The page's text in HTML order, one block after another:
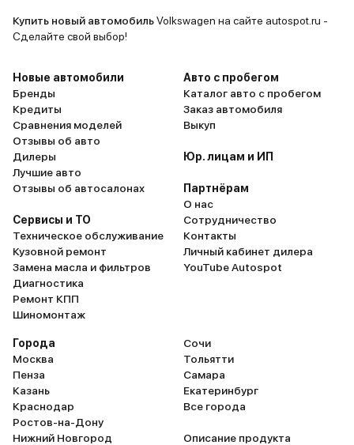
неповоротливые, используются
только в одном положении, на
жалуется ( по сравнению с
предыдущими авто (МАЗДА
БОНГО ФРЕНДИ, ХОНДА
СТЕПВАГОН, ТОЙОТА АЛЬФАРД,
МЕРСЕДЕС МЛ)) сравнивая
комфорт размещения на
сиденьях с поездкой в
Управляемость авто в зимнее
время просто ужас! Даже на
шипованных колесах авто не
управляемое, легко уходит в
занос (может быть из-за длинны
базы), из небольших сугробов
выезжает с большим трудом, на
обгон ооооочень опасно
выходить, так как после 90 км. ч.
авто ооочень вяло набирает
скорость. Одним словом можно
перечислять долго недостатки
Купить новый автомобильVolkswagen на сайте autospot.ru -
Сделайте свой выбор!
Новые автомобили
Бренды
Кредиты
Сравнения моделей
Отзывы об авто
Дилеры
Лучшие авто
Отзывы об автосалонах
Сервисы и ТО
Техническое обслуживание
Кузовной ремонт
Замена масла и фильтров
Диагностика
Ремонт КПП
Шиномонтаж
Авто с пробегом
Каталог авто с пробегом
Заказ автомобиля
Выкуп
Юр. лицам и ИП
Партнёрам
О нас
Сотрудничество
Контакты
Личный кабинет дилера
YouTube Autospot
Города
Москва
Пенза
Казань
Краснодар
Ростов-на-Дону
Нижний Новгород
Сочи
Тольятти
Самара
Екатеринбург
Все города
Описание продукта